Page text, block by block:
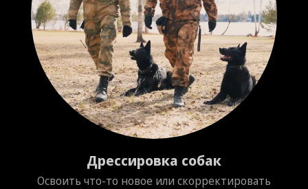
Передержка собак
Индивидуальный подход к каждой собаке,